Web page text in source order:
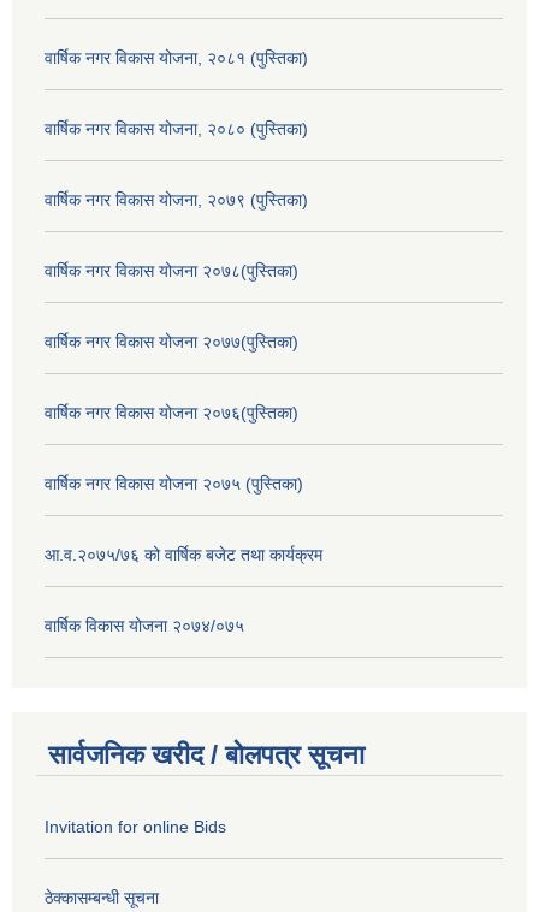
वार्षिक नगर विकास योजना, २०८१ (पुस्तिका)
वार्षिक नगर विकास योजना, २०८० (पुस्तिका)
वार्षिक नगर विकास योजना, २०७९ (पुस्तिका)
वार्षिक नगर विकास योजना २०७८(पुस्तिका)
वार्षिक नगर विकास योजना २०७७(पुस्तिका)
वार्षिक नगर विकास योजना २०७६(पुस्तिका)
वार्षिक नगर विकास योजना २०७५ (पुस्तिका)
आ.व.२०७५/७६ को वार्षिक बजेट तथा कार्यक्रम
वार्षिक विकास योजना २०७४/०७५
सार्वजनिक खरीद / बोलपत्र सूचना
Invitation for online Bids
ठेक्कासम्बन्धी सूचना